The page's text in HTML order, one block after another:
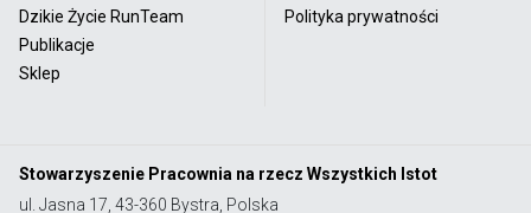
Dzikie Życie RunTeam
Publikacje
Sklep
Polityka prywatności
Stowarzyszenie Pracownia na rzecz Wszystkich Istot
ul. Jasna 17, 43-360 Bystra, Polska